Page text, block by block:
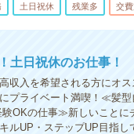
土日祝休 残業多 交
土日祝休のお仕事！
入を希望される方にオ
プライベート満喫！≪髪
OKの仕事≫新しいことに
ルUP・ステップUP目指